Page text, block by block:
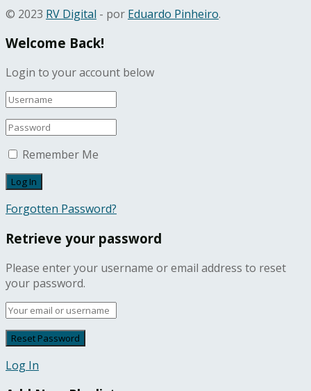
© 2023 RV Digital - por Eduardo Pinheiro.
Welcome Back!
Login to your account below
Remember Me
Forgotten Password?
Retrieve your password
Please enter your username or email address to reset
your password.
Log In